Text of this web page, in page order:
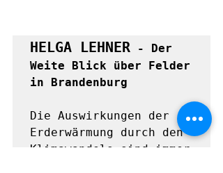
HELGA LEHNER - Der
Weite Blick über Felder
in Brandenburg
Die Auswirkungen der
Erderwärmung durch den
Klimawandels sind immer